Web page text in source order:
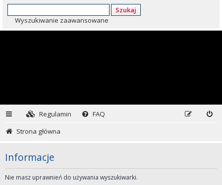
Szukaj
Wyszukiwanie zaawansowane
Regulamin
FAQ
Strona główna
Informacje
Nie masz uprawnień do używania wyszukiwarki.